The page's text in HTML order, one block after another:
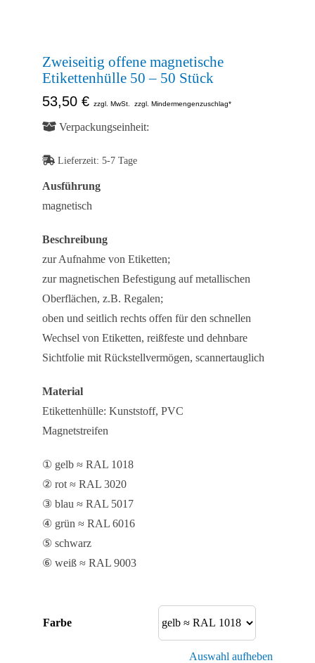
Zweiseitig offene magnetische
Etikettenhülle 50 – 50 Stück
53,50 € zzgl. MwSt. zzgl. Mindermengenzuschlag*
Verpackungseinheit:
Lieferzeit: 5-7 Tage
Ausführung
magnetisch
Beschreibung
zur Aufnahme von Etiketten;
zur magnetischen Befestigung auf metallischen
Oberflächen, z.B. Regalen;
oben und seitlich rechts offen für den schnellen
Wechsel von Etiketten, reißfeste und dehnbare
Sichtfolie mit Rückstellvermögen, scannertauglich
Material
Etikettenhülle: Kunststoff, PVC
Magnetstreifen
① gelb ≈ RAL 1018
② rot ≈ RAL 3020
③ blau ≈ RAL 5017
④ grün ≈ RAL 6016
⑤ schwarz
⑥ weiß ≈ RAL 9003
Farbe
Auswahl aufheben